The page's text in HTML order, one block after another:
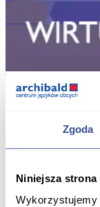
Zgoda
Niniejsza
Wykorzystujemy